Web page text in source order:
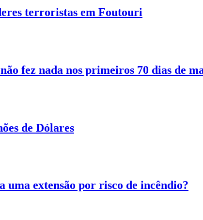
terroristas em Foutouri
fez nada nos primeiros 70 dias de
de Dólares
uma extensão por risco de incêndio?